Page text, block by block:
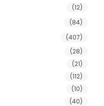
(12)
(84)
(407)
(28)
(21)
(112)
(10)
(40)